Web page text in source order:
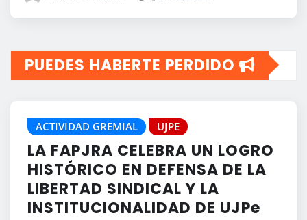
PUEDES HABERTE PERDIDO
ACTIVIDAD GREMIAL UJPE
LA FAPJRA CELEBRA UN LOGRO
HISTÓRICO EN DEFENSA DE LA
LIBERTAD SINDICAL Y LA
INSTITUCIONALIDAD DE UJPe